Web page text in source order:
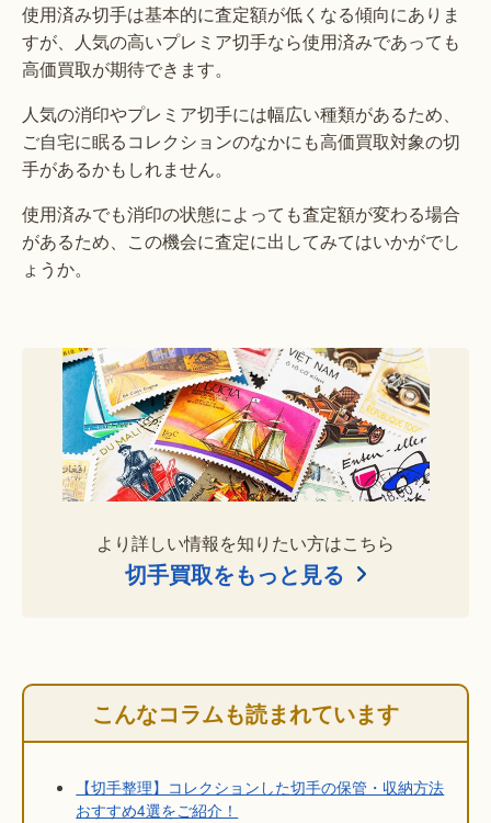
使用済み切手は基本的に査定額が低くなる傾向にありま
すが、人気の高いプレミア切手なら使用済みであっても
高価買取が期待できます。
人気の消印やプレミア切手には幅広い種類があるため、
ご自宅に眠るコレクションのなかにも高価買取対象の切
手があるかもしれません。
使用済みでも消印の状態によっても査定額が変わる場合
があるため、この機会に査定に出してみてはいかがでし
ょうか。
より詳しい情報を知りたい方はこちら
切手買取をもっと見る
こんなコラムも読まれています
【切手整理】コレクションした切手の保管・収納方法
おすすめ4選をご紹介！